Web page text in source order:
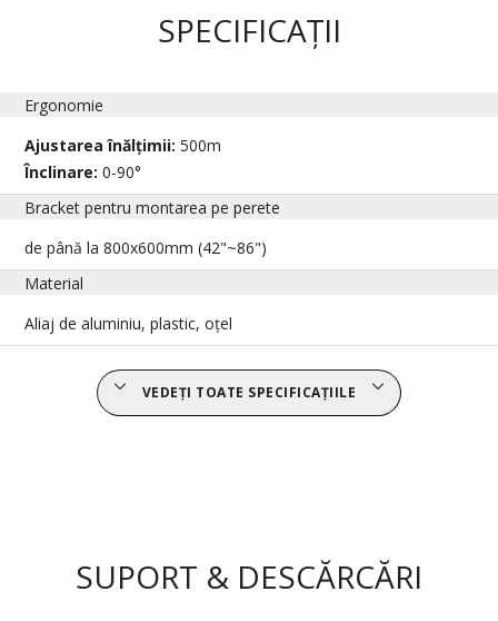
SPECIFICAȚII
Ergonomie
Ajustarea înălțimii:500m
Înclinare:0-90°
Bracket pentru montarea pe perete
de până la 800x600mm (42"~86")
Material
Aliaj de aluminiu, plastic, oțel
VEDEȚI TOATE SPECIFICAȚIILE
SUPORT & DESCĂRCĂRI